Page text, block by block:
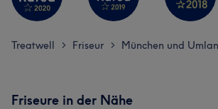
Treatwell > Friseur > München und
Friseure in der Nähe